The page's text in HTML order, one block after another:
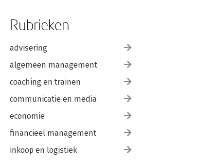
Rubrieken
advisering
algemeen management
coaching en trainen
communicatie en media
economie
financieel management
inkoop en logistiek